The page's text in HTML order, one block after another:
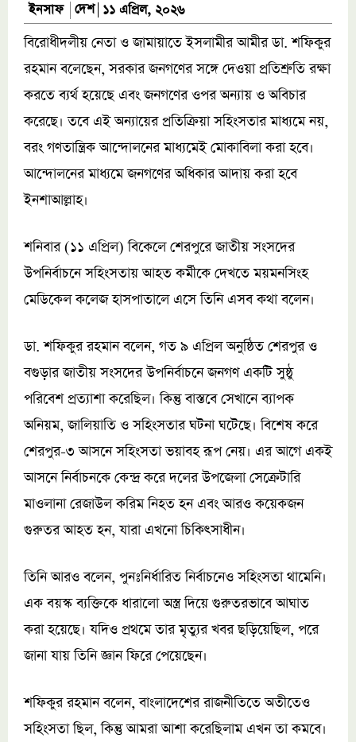
ইনসাফ দেশ ১১ এপ্রিল, ২০২৬
বিরোধীদলীয় নেতা ও জামায়াতে ইসলামীর আমীর ডা. শফিকুর
রহমান বলেছেন, সরকার জনগণের সঙ্গে দেওয়া প্রতিশ্রুতি রক্ষা
করতে ব্যর্থ হয়েছে এবং জনগণের ওপর অন্যায় ও অবিচার
করেছে। তবে এই অন্যায়ের প্রতিক্রিয়া সহিংসতার মাধ্যমে নয়,
বরং গণতান্ত্রিক আন্দোলনের মাধ্যমেই মোকাবিলা করা হবে।
আন্দোলনের মাধ্যমে জনগণের অধিকার আদায় করা হবে
ইনশাআল্লাহ।
শনিবার (১১ এপ্রিল) বিকেলে শেরপুরে জাতীয় সংসদের
উপনির্বাচনে সহিংসতায় আহত কর্মীকে দেখতে ময়মনসিংহ
মেডিকেল কলেজ হাসপাতালে এসে তিনি এসব কথা বলেন।
ডা. শফিকুর রহমান বলেন, গত ৯ এপ্রিল অনুষ্ঠিত শেরপুর ও
বগুড়ার জাতীয় সংসদের উপনির্বাচনে জনগণ একটি সুষ্ঠু
পরিবেশ প্রত্যাশা করেছিল। কিন্তু বাস্তবে সেখানে ব্যাপক
অনিয়ম, জালিয়াতি ও সহিংসতার ঘটনা ঘটেছে। বিশেষ করে
শেরপুর-৩ আসনে সহিংসতা ভয়াবহ রূপ নেয়। এর আগে একই
আসনে নির্বাচনকে কেন্দ্র করে দলের উপজেলা সেক্রেটারি
মাওলানা রেজাউল করিম নিহত হন এবং আরও কয়েকজন
গুরুতর আহত হন, যারা এখনো চিকিৎসাধীন।
তিনি আরও বলেন, পুনঃনির্ধারিত নির্বাচনেও সহিংসতা থামেনি।
এক বয়স্ক ব্যক্তিকে ধারালো অস্ত্র দিয়ে গুরুতরভাবে আঘাত
করা হয়েছে। যদিও প্রথমে তার মৃত্যুর খবর ছড়িয়েছিল, পরে
জানা যায় তিনি জ্ঞান ফিরে পেয়েছেন।
শফিকুর রহমান বলেন, বাংলাদেশের রাজনীতিতে অতীতেও
সহিংসতা ছিল, কিন্তু আমরা আশা করেছিলাম এখন তা কমবে।